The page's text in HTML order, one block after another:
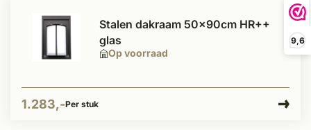
9,6
Op voorraad
Stalen dakraam 50x90cm HR++
glas
1.283,-Per stuk